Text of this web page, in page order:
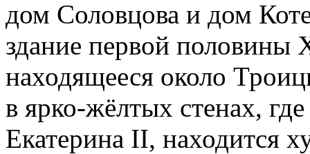
дом Соловцова и дом
здание первой половины
находящееся около
в ярко-жёлтых стенах,
Екатерина II, находится